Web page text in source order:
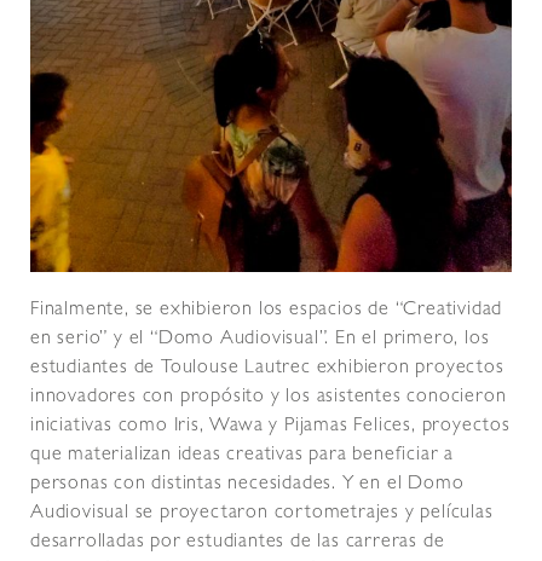
Finalmente, se exhibieron los espacios de “Creatividad
en serio” y el “Domo Audiovisual”. En el primero, los
estudiantes de Toulouse Lautrec exhibieron proyectos
innovadores con propósito y los asistentes conocieron
iniciativas como Iris, Wawa y Pijamas Felices, proyectos
que materializan ideas creativas para beneficiar a
personas con distintas necesidades. Y en el Domo
Audiovisual se proyectaron cortometrajes y películas
desarrolladas por estudiantes de las carreras de